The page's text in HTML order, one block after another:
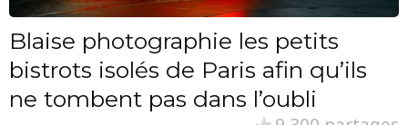
Blaise photographie les petits
bistrots isolés de Paris afin qu’ils
ne tombent pas dans l’oubli